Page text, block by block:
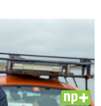
PLUS